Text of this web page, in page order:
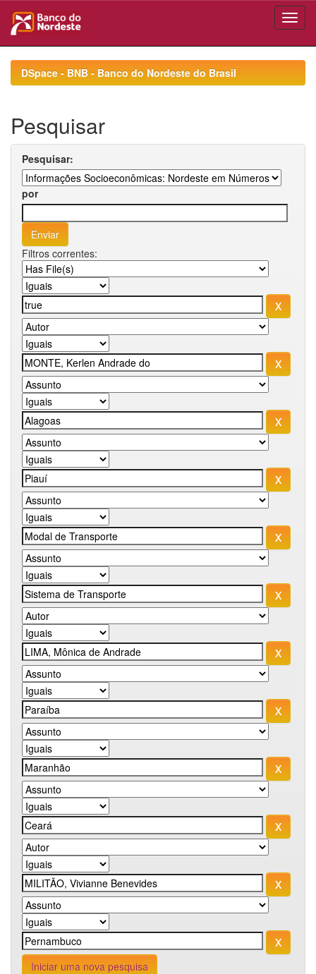
navigationDSpace - BNB - Banco do Nordeste do Brasil
Pesquisar
Pesquisar:
por
Filtros correntes:
Iniciar uma nova pesquisa